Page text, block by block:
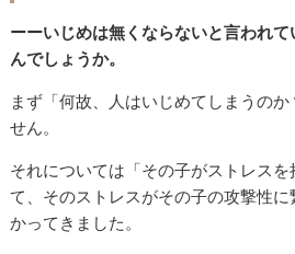
ーーいじめは無くならないと言われ
んでしょうか。
まず「何故、人はいじめてしまうの
せん。
それについては「その子がストレス
て、そのストレスがその子の攻撃性
かってきました。